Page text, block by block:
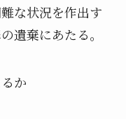
な状況を作出す
遺棄にあたる。
か